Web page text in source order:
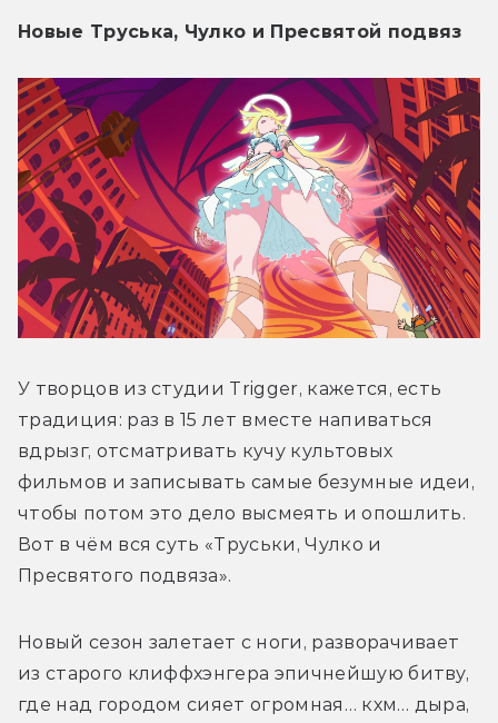
Новые Труська, Чулко и Пресвятой подвяз
У творцов из студии Trigger, кажется, есть
традиция: раз в 15 лет вместе напиваться
вдрызг, отсматривать кучу культовых
фильмов и записывать самые безумные идеи,
чтобы потом это дело высмеять и опошлить.
Вот в чём вся суть «Труськи, Чулко и
Пресвятого подвяза».
Новый сезон залетает с ноги, разворачивает
из старого клиффхэнгера эпичнейшую битву,
где над городом сияет огромная… кхм… дыра,